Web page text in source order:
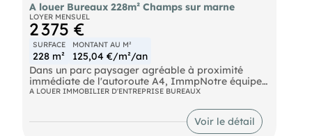
A louer Bureaux 228m² Champs sur marne
LOYER MENSUEL
2 375 €
SURFACE
228 m²
MONTANT AU M²
125,04 €/m²/an
Dans un parc paysager agréable à proximité
immédiate de l'autoroute A4, ImmpNotre équipes
propose une surface de bureaux à la location
Bus Bus Ligne 213 RER Noisy - Champs (A) Route
N104 Autoroute A4
A LOUER IMMOBILIER D'ENTREPRISE BUREAUX
Voir le détail